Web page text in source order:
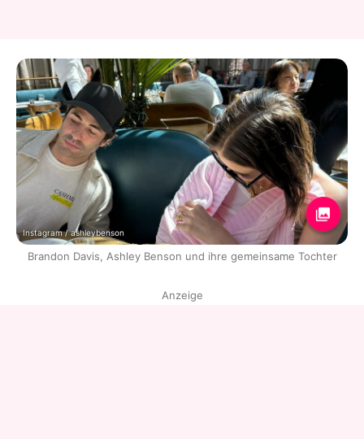
Instagram / ashleybenson
Brandon Davis, Ashley Benson und ihre gemeinsame Tochter
Anzeige